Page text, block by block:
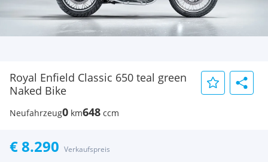
Royal Enfield Classic 650 teal green
Naked Bike
Neufahrzeug0 km648 ccm
€ 8.290 Verkaufspreis